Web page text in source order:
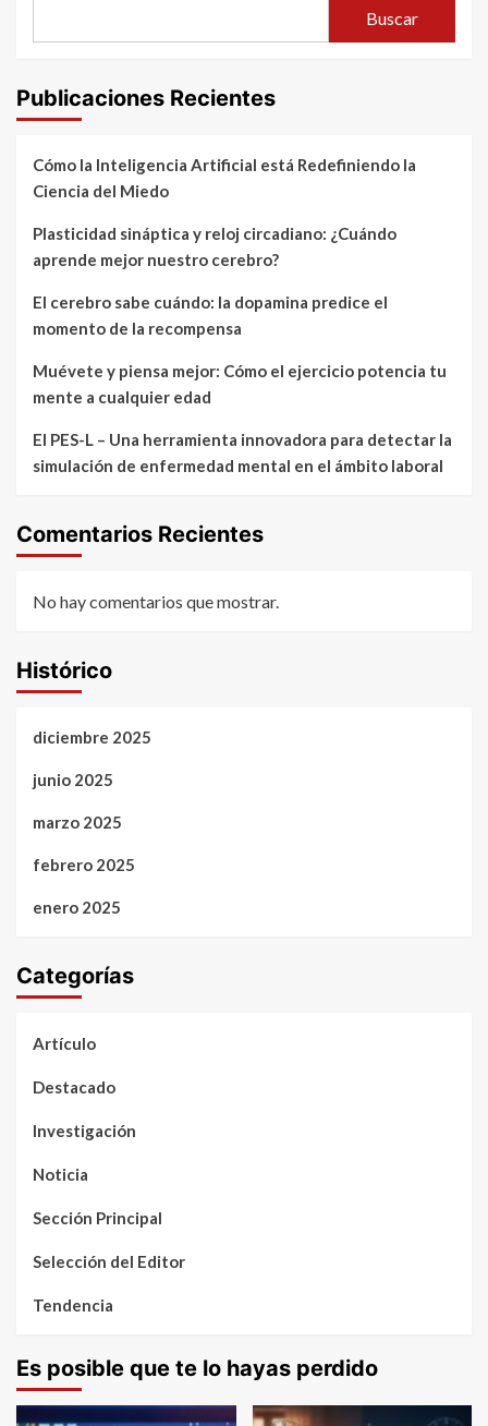
Buscar
Publicaciones Recientes
Cómo la Inteligencia Artificial está Redefiniendo la
Ciencia del Miedo
Plasticidad sináptica y reloj circadiano: ¿Cuándo
aprende mejor nuestro cerebro?
El cerebro sabe cuándo: la dopamina predice el
momento de la recompensa
Muévete y piensa mejor: Cómo el ejercicio potencia tu
mente a cualquier edad
El PES-L – Una herramienta innovadora para detectar la
simulación de enfermedad mental en el ámbito laboral
Comentarios Recientes
No hay comentarios que mostrar.
Histórico
diciembre 2025
junio 2025
marzo 2025
febrero 2025
enero 2025
Categorías
Artículo
Destacado
Investigación
Noticia
Sección Principal
Selección del Editor
Tendencia
Es posible que te lo hayas perdido